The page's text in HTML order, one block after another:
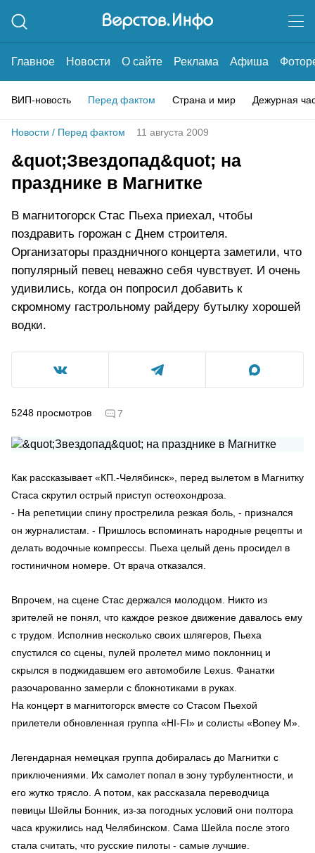
Главное Новости О сайте Реклама Афиша
ВИП-новость Перед фактом Страна и мир Дежурная
Новости / Перед фактом 11 августа 2009
&quot;Звездопад&quot; на
празднике в Магнитке
В магнитогорск Стас Пьеха приехал, чтобы
поздравить горожан с Днем строителя.
Организаторы праздничного концерта заметили, что
популярный певец неважно себя чувствует. И очень
удивились, когда он попросил добавить к
скромному гастрольному райдеру бутылку хорошей
водки.
5248 просмотров 7
Как рассказывает «КП.-Челябинск», перед вылетом в Магнитку
Стаса скрутил острый приступ остеохондроза.
- На репетиции спину прострелила резкая боль, - признался
он журналистам. - Пришлось вспоминать народные рецепты и
делать водочные компрессы. Пьеха целый день просидел в
гостиничном номере. От врача отказался.
Впрочем, на сцене Стас держался молодцом. Никто из
зрителей не понял, что каждое резкое движение давалось ему
с трудом. Исполнив несколько своих шлягеров, Пьеха
спустился со сцены, пулей пролетел мимо поклонниц и
скрылся в поджидавшем его автомобиле Lexus. Фанатки
разочарованно замерли с блокнотиками в руках.
На концерт в магнитогорск вместе со Стасом Пьехой
прилетели обновленная группа «HI-FI» и солисты «Boney M».
Легендарная немецкая группа добиралась до Магнитки с
приключениями. Их самолет попал в зону турбулентности, и
его жутко трясло. А потом, как рассказала переводчица
певицы Шейлы Бонник, из-за погодных условий они полтора
часа кружились над Челябинском. Сама Шейла после этого
стала считать, что русские пилоты - самые лучшие.